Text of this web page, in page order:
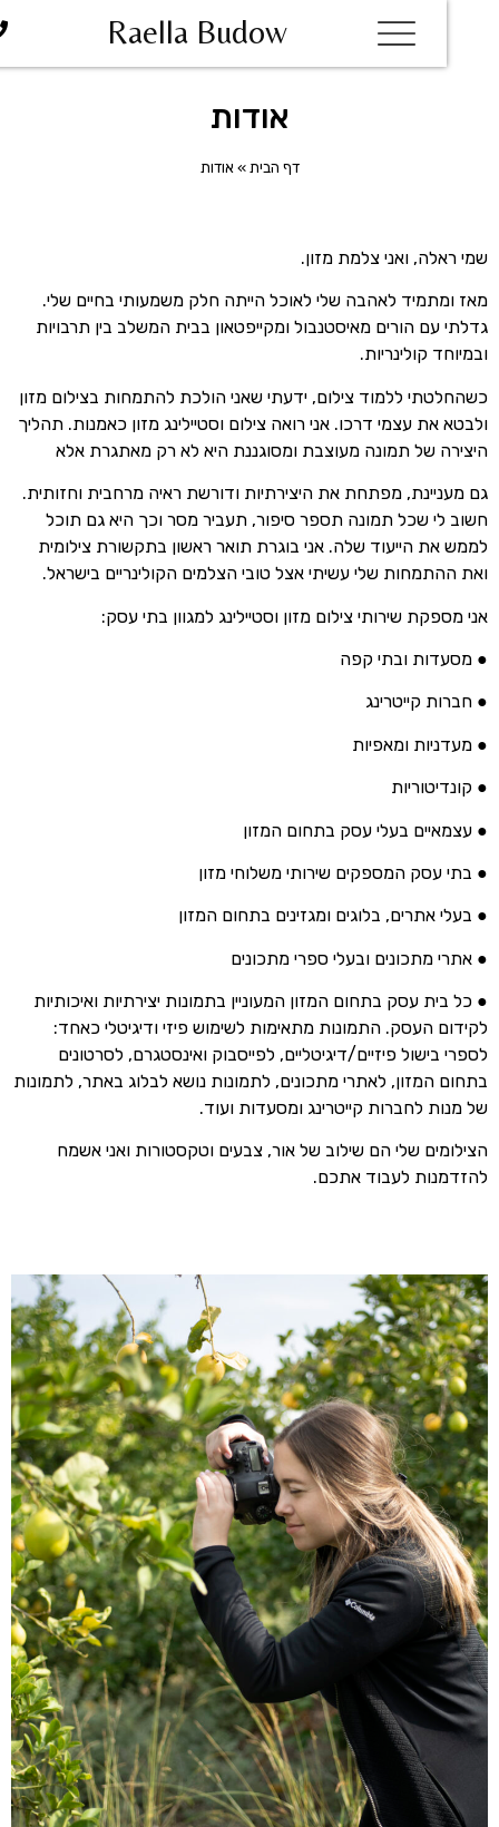
Raella Budow
אודות
דף הבית » אודות
שמי ראלה, ואני צלמת מזון.
מאז ומתמיד לאהבה שלי לאוכל הייתה חלק משמעותי בחיים שלי.
גדלתי עם הורים מאיסטנבול ומקייפטאון בבית המשלב בין תרבויות
ובמיוחד קולינריות.
כשהחלטתי ללמוד צילום, ידעתי שאני הולכת להתמחות בצילום מזון
ולבטא את עצמי דרכו. אני רואה צילום וסטיילינג מזון כאמנות. תהליך
היצירה של תמונה מעוצבת ומסוגננת היא לא רק מאתגרת אלא
גם מעניינת, מפתחת את היצירתיות ודורשת ראיה מרחבית וחזותית.
חשוב לי שכל תמונה תספר סיפור, תעביר מסר וכך היא גם תוכל
לממש את הייעוד שלה. אני בוגרת תואר ראשון בתקשורת צילומית
ואת ההתמחות שלי עשיתי אצל טובי הצלמים הקולינריים בישראל.
אני מספקת שירותי צילום מזון וסטיילינג למגוון בתי עסק:
● מסעדות ובתי קפה
● חברות קייטרינג
● מעדניות ומאפיות
● קונדיטוריות
● עצמאיים בעלי עסק בתחום המזון
● בתי עסק המספקים שירותי משלוחי מזון
● בעלי אתרים, בלוגים ומגזינים בתחום המזון
● אתרי מתכונים ובעלי ספרי מתכונים
● כל בית עסק בתחום המזון המעוניין בתמונות יצירתיות ואיכותיות
לקידום העסק. התמונות מתאימות לשימוש פיזי ודיגיטלי כאחד:
לספרי בישול פיזיים/דיגיטליים, לפייסבוק ואינסטגרם, לסרטונים
בתחום המזון, לאתרי מתכונים, לתמונות נושא לבלוג באתר, לתמונות
של מנות לחברות קייטרינג ומסעדות ועוד.
הצילומים שלי הם שילוב של אור, צבעים וטקסטורות ואני אשמח
להזדמנות לעבוד אתכם.